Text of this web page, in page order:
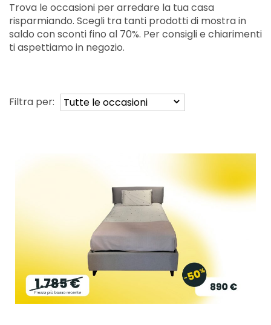
Trova le occasioni per arredare la tua casa
risparmiando. Scegli tra tanti prodotti di mostra in
saldo con sconti fino al 70%. Per consigli e chiarimenti
ti aspettiamo in negozio.
Filtra per: